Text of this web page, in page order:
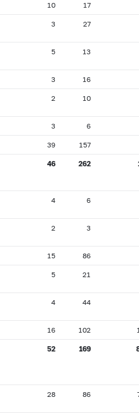
10 17
3 27
5 13
3 16
2 10
3 6
39 157
46 262
4 6
2 3
15 86
5 21
4 44
16 102
52 169
28 86